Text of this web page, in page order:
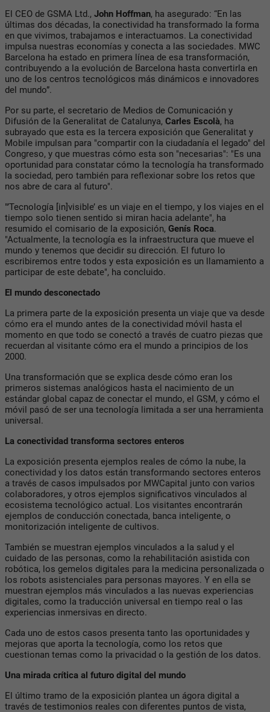
El CEO de GSMA Ltd., John Hoffman, ha asegurado: “En las
últimas dos décadas, la conectividad ha transformado la forma
en que vivimos, trabajamos e interactuamos. La conectividad
impulsa nuestras economías y conecta a las sociedades. MWC
Barcelona ha estado en primera línea de esa transformación,
contribuyendo a la evolución de Barcelona hasta convertirla en
uno de los centros tecnológicos más dinámicos e innovadores
del mundo”.
Por su parte, el secretario de Medios de Comunicación y
Difusión de la Generalitat de Catalunya, Carles Escolà, ha
subrayado que esta es la tercera exposición que Generalitat y
Mobile impulsan para "compartir con la ciudadanía el legado" del
Congreso, y que muestras cómo esta son "necesarias": "Es una
oportunidad para constatar cómo la tecnología ha transformado
la sociedad, pero también para reflexionar sobre los retos que
nos abre de cara al futuro".
"’Tecnología [in]visible’ es un viaje en el tiempo, y los viajes en el
tiempo solo tienen sentido si miran hacia adelante", ha
resumido el comisario de la exposición, Genís Roca.
"Actualmente, la tecnología es la infraestructura que mueve el
mundo y tenemos que decidir su dirección. El futuro lo
escribiremos entre todos y esta exposición es un llamamiento a
participar de este debate", ha concluido.
El mundo desconectado
La primera parte de la exposición presenta un viaje que va desde
cómo era el mundo antes de la conectividad móvil hasta el
momento en que todo se conectó a través de cuatro piezas que
recuerdan al visitante cómo era el mundo a principios de los
2000.
Una transformación que se explica desde cómo eran los
primeros sistemas analógicos hasta el nacimiento de un
estándar global capaz de conectar el mundo, el GSM, y cómo el
móvil pasó de ser una tecnología limitada a ser una herramienta
universal.
La conectividad transforma sectores enteros
La exposición presenta ejemplos reales de cómo la nube, la
conectividad y los datos están transformando sectores enteros
a través de casos impulsados por MWCapital junto con varios
colaboradores, y otros ejemplos significativos vinculados al
ecosistema tecnológico actual. Los visitantes encontrarán
ejemplos de conducción conectada, banca inteligente, o
monitorización inteligente de cultivos.
También se muestran ejemplos vinculados a la salud y el
cuidado de las personas, como la rehabilitación asistida con
robótica, los gemelos digitales para la medicina personalizada o
los robots asistenciales para personas mayores. Y en ella se
muestran ejemplos más vinculados a las nuevas experiencias
digitales, como la traducción universal en tiempo real o las
experiencias inmersivas en directo.
Cada uno de estos casos presenta tanto las oportunidades y
mejoras que aporta la tecnología, como los retos que
cuestionan temas como la privacidad o la gestión de los datos.
Una mirada crítica al futuro digital del mundo
El último tramo de la exposición plantea un ágora digital a
través de testimonios reales con diferentes puntos de vista,